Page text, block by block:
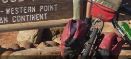
ETAPE N°5 : LES CHUTES
VICTORIA – LE CAP
ETAPE N°6 : LE CAP – MAKOUA